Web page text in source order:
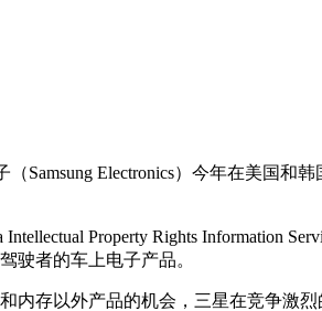
Samsung Electronics）今年在美国和
Property Rights Information
驶者的车上电子产品。
存以外产品的机会，三星在竞争激烈